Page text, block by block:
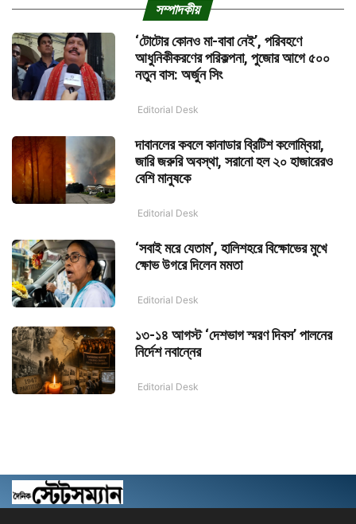
সম্পাদকীয়
‘টোটোর কোনও মা-বাবা নেই’, পরিবহণে
আধুনিকীকরণের পরিকল্পনা, পুজোর আগে ৫০০
নতুন বাস: অর্জুন সিং
Editorial Desk
দাবানলের কবলে কানাডার ব্রিটিশ কলোম্বিয়া,
জারি জরুরি অবস্থা, সরানো হল ২০ হাজারেরও
বেশি মানুষকে
Editorial Desk
‘সবাই মরে যেতাম’, হালিশহরে বিক্ষোভের মুখে
ক্ষোভ উগরে দিলেন মমতা
Editorial Desk
১৩-১৪ আগস্ট ‘দেশভাগ স্মরণ দিবস’ পালনের
নির্দেশ নবান্নের
Editorial Desk